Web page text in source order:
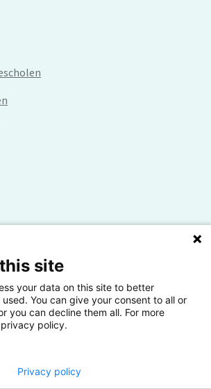
site
your data on this site to better
You can give your consent to all or
you can decline them all. For more
policy.
Privacy policy